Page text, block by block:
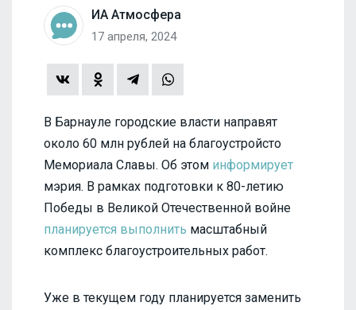
ИА Атмосфера
17 апреля, 2024
В Барнауле городские власти направят
около 60 млн рублей на благоустройсто
Мемориала Славы. Об этом информирует
мэрия. В рамках подготовки к 80-летию
Победы в Великой Отечественной войне
планируется выполнить масштабный
комплекс благоустроительных работ.
Уже в текущем году планируется заменить